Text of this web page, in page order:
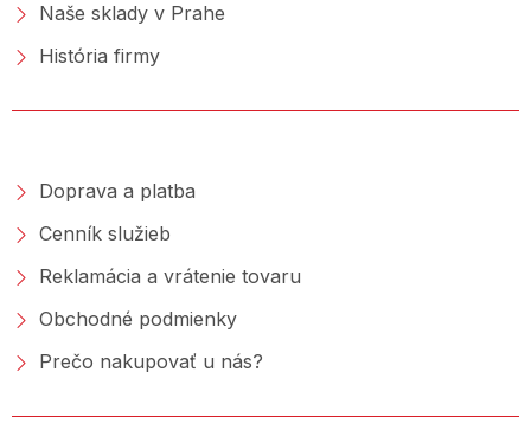
Naše sklady v Prahe
História firmy
Doprava a platba
Cenník služieb
Reklamácia a vrátenie tovaru
Obchodné podmienky
Prečo nakupovať u nás?